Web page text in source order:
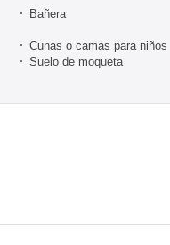
Bañera
Cunas o camas para niños
Suelo de moqueta